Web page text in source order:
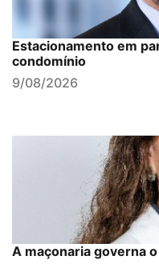
Estacionamento em
condomínio
9/08/2026
A maçonaria governa